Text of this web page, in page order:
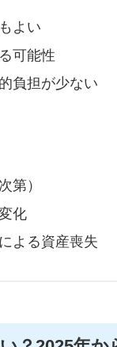
よい
可能性
負担が少ない
第）
化
よる資産喪失